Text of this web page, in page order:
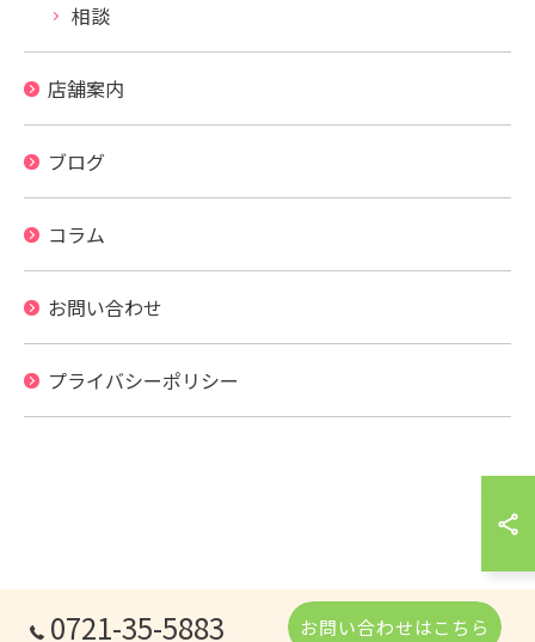
相談
店舗案内
ブログ
コラム
お問い合わせ
プライバシーポリシー
0721-35-5883 お問い合わせはこちら